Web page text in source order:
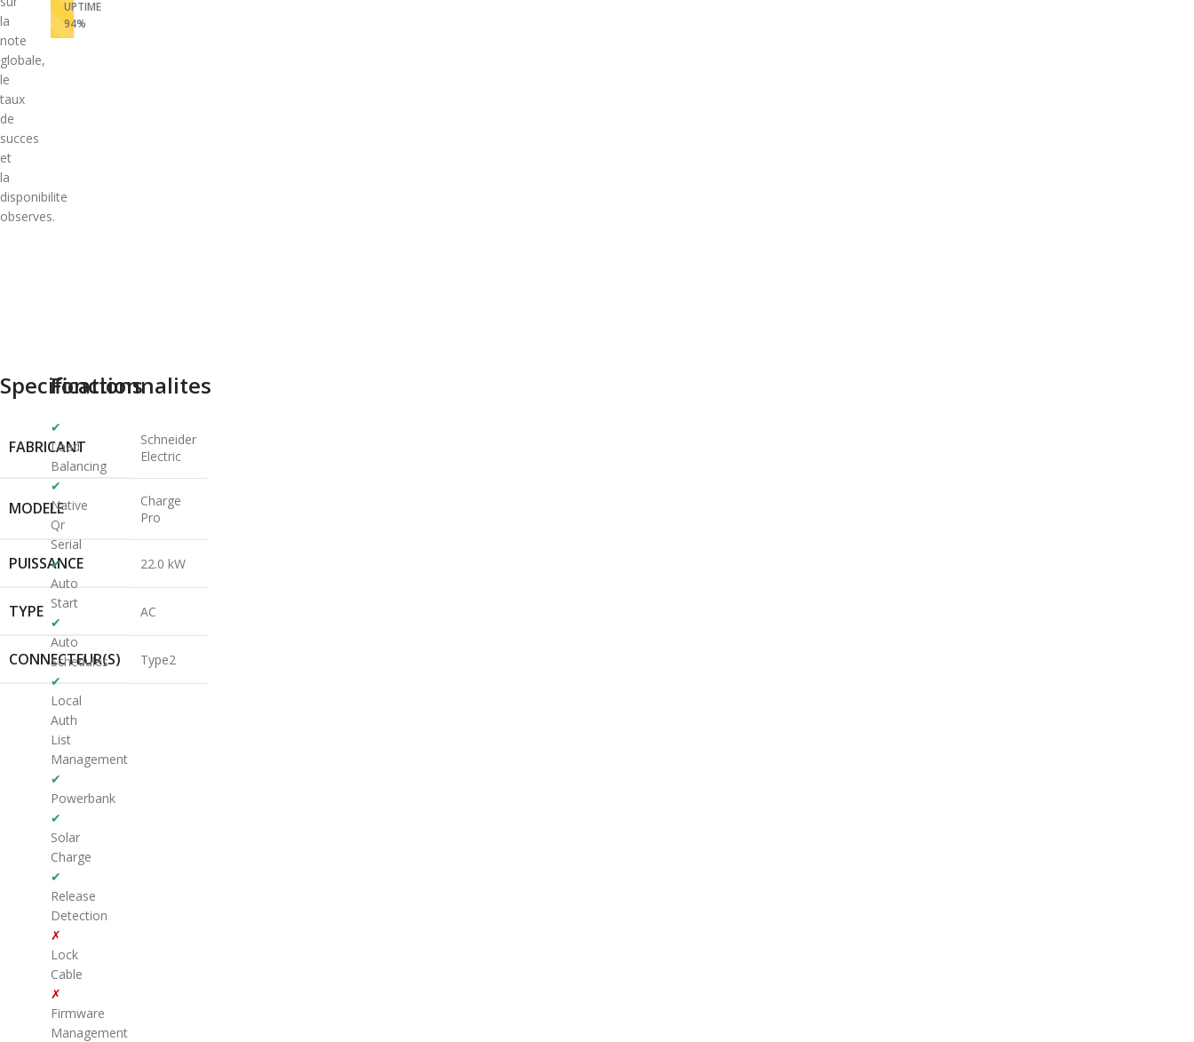
la
note
globale,
le
taux
de
succes
et
la
disponibilite
observes.
UPTIME
94%
Specifications
FABRICANT
Schneider
Electric
MODELE
Charge
Pro
PUISSANCE 22.0 kW
TYPE AC
CONNECTEUR(S) Type2
Fonctionnalites
✔
Load
Balancing
✔
Native
Qr
Serial
✔
Auto
Start
✔
Auto
Schedules
✔
Local
Auth
List
Management
✔
Powerbank
✔
Solar
Charge
✔
Release
Detection
✗
Lock
Cable
✗
Firmware
Management